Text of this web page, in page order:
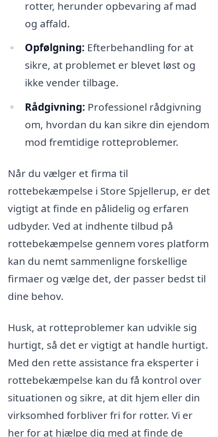
rotter, herunder opbevaring af mad
og affald.
Opfølgning: Efterbehandling for at
sikre, at problemet er blevet løst og
ikke vender tilbage.
Rådgivning: Professionel rådgivning
om, hvordan du kan sikre din ejendom
mod fremtidige rotteproblemer.
Når du vælger et firma til
rottebekæmpelse i Store Spjellerup, er det
vigtigt at finde en pålidelig og erfaren
udbyder. Ved at indhente tilbud på
rottebekæmpelse gennem vores platform
kan du nemt sammenligne forskellige
firmaer og vælge det, der passer bedst til
dine behov.
Husk, at rotteproblemer kan udvikle sig
hurtigt, så det er vigtigt at handle hurtigt.
Med den rette assistance fra eksperter i
rottebekæmpelse kan du få kontrol over
situationen og sikre, at dit hjem eller din
virksomhed forbliver fri for rotter. Vi er
her for at hjælpe dig med at finde de